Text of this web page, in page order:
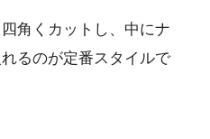
角くカットし、中にナ
るのが定番スタイルで